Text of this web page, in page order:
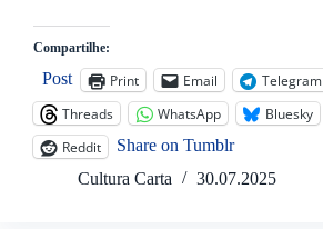
Compartilhe:
Post Print Email
Telegram
Threads
WhatsApp
Bluesky
Reddit
Share on Tumblr
Cultura Carta
30.07.2025